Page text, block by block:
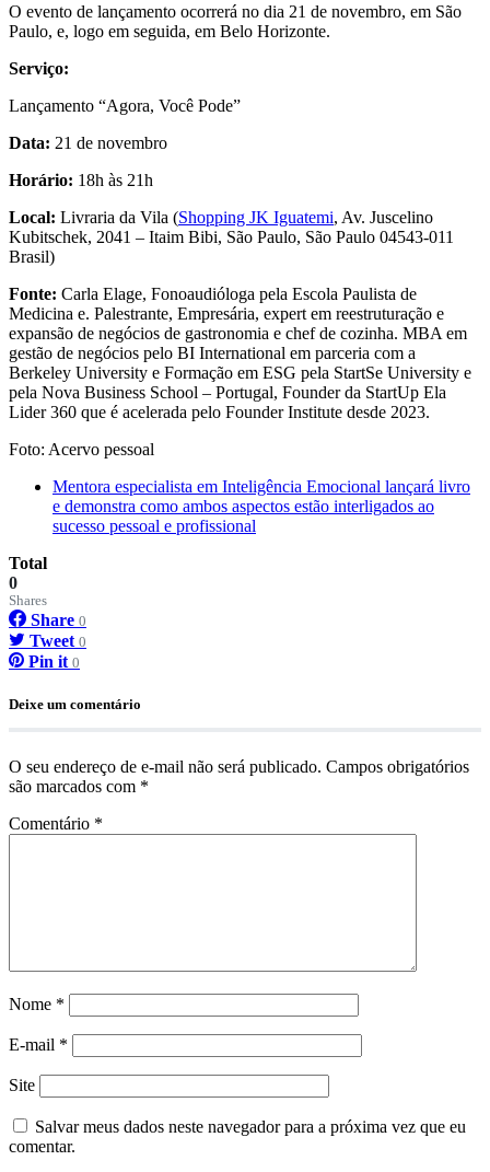
O evento de lançamento ocorrerá no dia 21 de novembro, em São
Paulo, e, logo em seguida, em Belo Horizonte.
Serviço:
Lançamento “Agora, Você Pode”
Data: 21 de novembro
Horário: 18h às 21h
Local: Livraria da Vila (Shopping JK Iguatemi, Av. Juscelino
Kubitschek, 2041 – Itaim Bibi, São Paulo, São Paulo 04543-011
Brasil)
Fonte: Carla Elage, Fonoaudióloga pela Escola Paulista de
Medicina e. Palestrante, Empresária, expert em reestruturação e
expansão de negócios de gastronomia e chef de cozinha. MBA em
gestão de negócios pelo BI International em parceria com a
Berkeley University e Formação em ESG pela StartSe University e
pela Nova Business School – Portugal, Founder da StartUp Ela
Lider 360 que é acelerada pelo Founder Institute desde 2023.
Foto: Acervo pessoal
Mentora especialista em Inteligência Emocional lançará livro
e demonstra como ambos aspectos estão interligados ao
sucesso pessoal e profissional
Total
0
Shares
Share 0
Tweet 0
Pin it 0
Deixe um comentário
O seu endereço de e-mail não será publicado. Campos obrigatórios
são marcados com *
Comentário *
Nome *
E-mail *
Site
Salvar meus dados neste navegador para a próxima vez que eu
comentar.